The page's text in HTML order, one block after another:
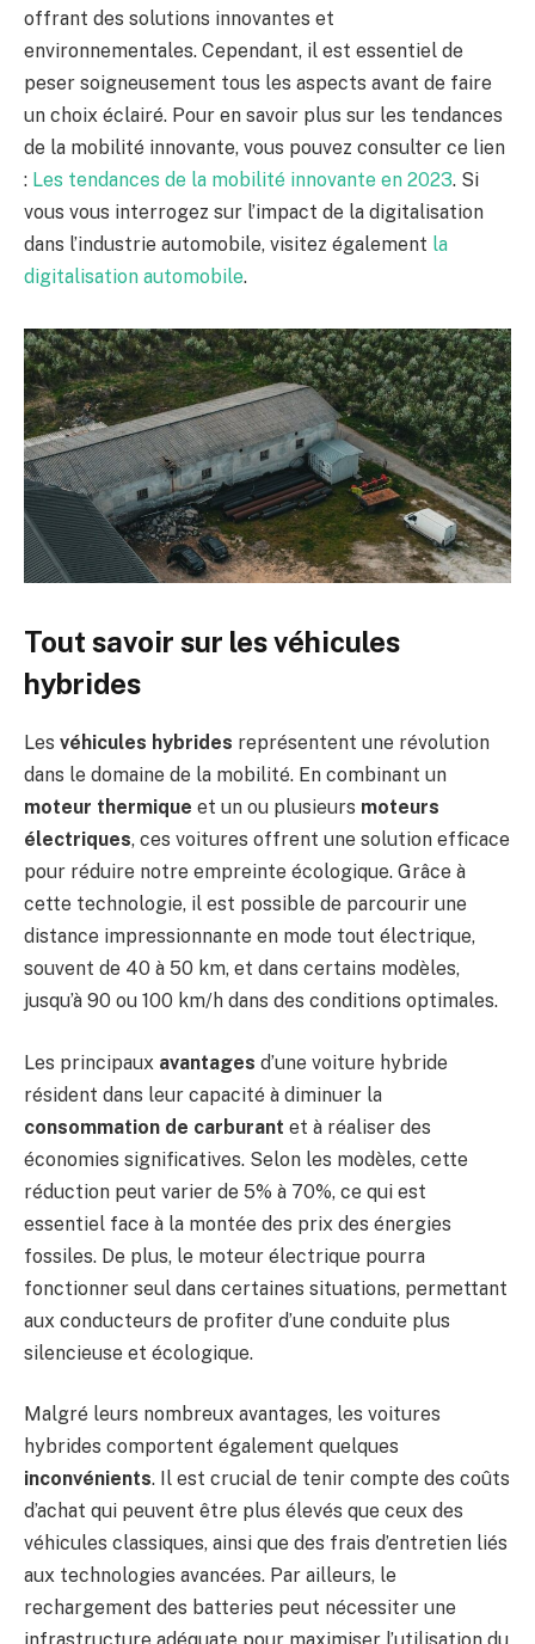
offrant des solutions innovantes et
environnementales. Cependant, il est essentiel de
peser soigneusement tous les aspects avant de faire
un choix éclairé. Pour en savoir plus sur les tendances
de la mobilité innovante, vous pouvez consulter ce lien
: Les tendances de la mobilité innovante en 2023. Si
vous vous interrogez sur l’impact de la digitalisation
dans l’industrie automobile, visitez également la
digitalisation automobile.
Tout savoir sur les véhicules
hybrides
Les véhicules hybrides représentent une révolution
dans le domaine de la mobilité. En combinant un
moteur thermique et un ou plusieurs moteurs
électriques, ces voitures offrent une solution efficace
pour réduire notre empreinte écologique. Grâce à
cette technologie, il est possible de parcourir une
distance impressionnante en mode tout électrique,
souvent de 40 à 50 km, et dans certains modèles,
jusqu’à 90 ou 100 km/h dans des conditions optimales.
Les principaux avantages d’une voiture hybride
résident dans leur capacité à diminuer la
consommation de carburant et à réaliser des
économies significatives. Selon les modèles, cette
réduction peut varier de 5% à 70%, ce qui est
essentiel face à la montée des prix des énergies
fossiles. De plus, le moteur électrique pourra
fonctionner seul dans certaines situations, permettant
aux conducteurs de profiter d’une conduite plus
silencieuse et écologique.
Malgré leurs nombreux avantages, les voitures
hybrides comportent également quelques
inconvénients. Il est crucial de tenir compte des coûts
d’achat qui peuvent être plus élevés que ceux des
véhicules classiques, ainsi que des frais d’entretien liés
aux technologies avancées. Par ailleurs, le
rechargement des batteries peut nécessiter une